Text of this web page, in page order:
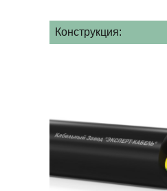
Конструкция: